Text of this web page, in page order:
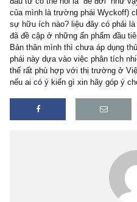
Như vậy, vì phương pháp này
không giải thích rõ, câu hỏi
người, đã dành rất nhiều năm
đầu tư có thể nói là “để đời”
của mình là trường phái
sự hữu ích nào? liệu đây có
đã đề cập ở những ấn phẩm
phái này dựa vào việc phân
thế rất phù hợp với thị trường